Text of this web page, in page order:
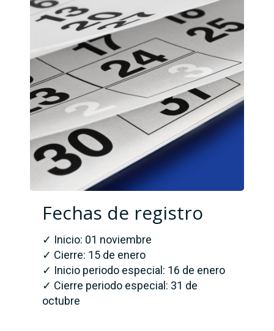
Fechas de registro
✓ Inicio: 01 noviembre
✓ Cierre: 15 de enero
✓ Inicio periodo especial: 16 de enero
✓ Cierre periodo especial: 31 de
octubre